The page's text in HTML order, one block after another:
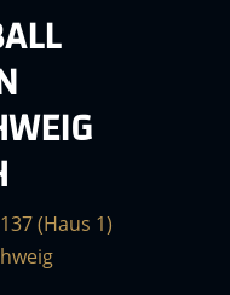
(Haus 1)